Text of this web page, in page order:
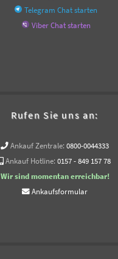
Telegram Chat starten
Viber Chat starten
Rufen Sie uns an:
Ankauf Zentrale: 0800-0044333
Ankauf Hotline: 0157 - 849 157 78
Wir sind momentan erreichbar!
Ankaufsformular